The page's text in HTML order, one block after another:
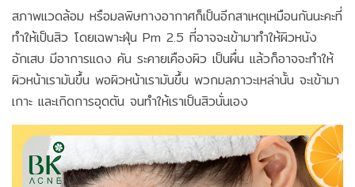
สภาพแวดล้อม หรือมลพิษทางอากาศก็เป็นอีกสาเหตุเหมือนกันนะคะที่
ทำให้เป็นสิว โดยเฉพาะฝุ่น Pm 2.5 ที่อาจจะเข้ามาทำให้ผิวหนัง
อักเสบ มีอาการแดง คัน ระคายเคืองผิว เป็นผื่น แล้วก็อาจจะทำให้
ผิวหน้าเรามันขึ้น พอผิวหน้าเรามันขึ้น พวกมลภาวะเหล่านั้น จะเข้ามา
เกาะ และเกิดการอุดตัน จนทำให้เราเป็นสิวนั่นเอง